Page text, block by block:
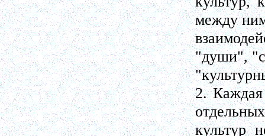
между
"души",
2.
отдельных
культур